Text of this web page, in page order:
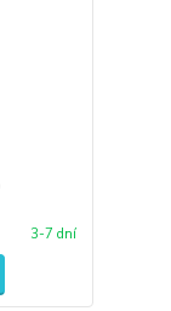
3-7 dní